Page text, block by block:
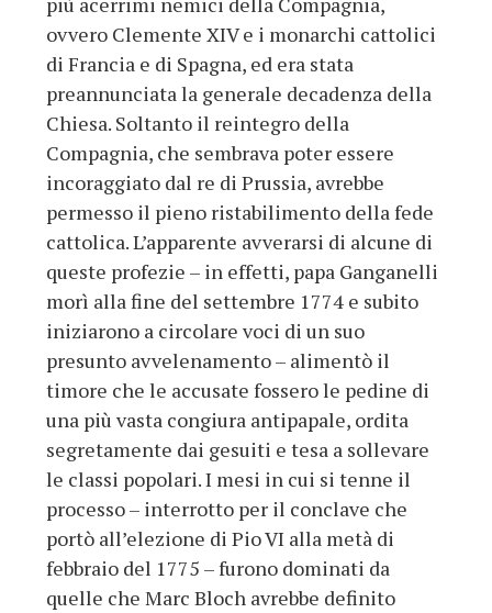
ovvero Clemente XIV e i monarchi cattolici
di Francia e di Spagna, ed era stata
preannunciata la generale decadenza della
Chiesa. Soltanto il reintegro della
Compagnia, che sembrava poter essere
incoraggiato dal re di Prussia, avrebbe
permesso il pieno ristabilimento della fede
cattolica. L’apparente avverarsi di alcune di
queste profezie – in effetti, papa Ganganelli
morì alla fine del settembre 1774 e subito
iniziarono a circolare voci di un suo
presunto avvelenamento – alimentò il
timore che le accusate fossero le pedine di
una più vasta congiura antipapale, ordita
segretamente dai gesuiti e tesa a sollevare
le classi popolari. I mesi in cui si tenne il
processo – interrotto per il conclave che
portò all’elezione di Pio VI alla metà di
febbraio del 1775 – furono dominati da
quelle che Marc Bloch avrebbe definito